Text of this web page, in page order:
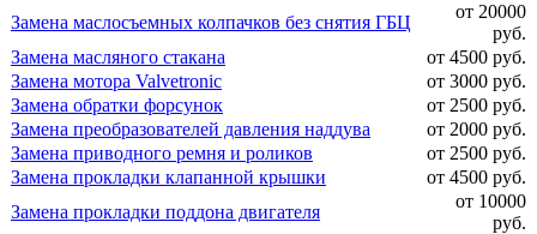
Замена маслосъемных колпачков без снятия ГБЦ
от 20000
руб.
Замена масляного стакана
от 4500 руб.
Замена мотора Valvetronic
от 3000 руб.
Замена обратки форсунок
от 2500 руб.
Замена преобразователей давления наддува
от 2000 руб.
Замена приводного ремня и роликов
от 2500 руб.
Замена прокладки клапанной крышки
от 4500 руб.
Замена прокладки поддона двигателя
от 10000
руб.